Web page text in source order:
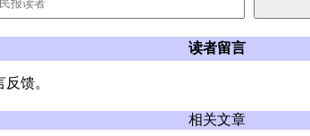
读者留言
馈。
相关文章